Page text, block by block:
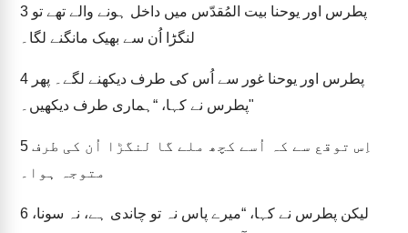
3
لنگڑا اُن سے بھیک مانگنے لگا۔
4
پطرس نے کہا، “ہماری طرف دیکھیں۔"
5
متوجہ ہوا۔
6